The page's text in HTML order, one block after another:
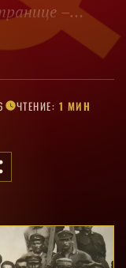
–
запись.
ЧТЕНИЕ: 1 МИН